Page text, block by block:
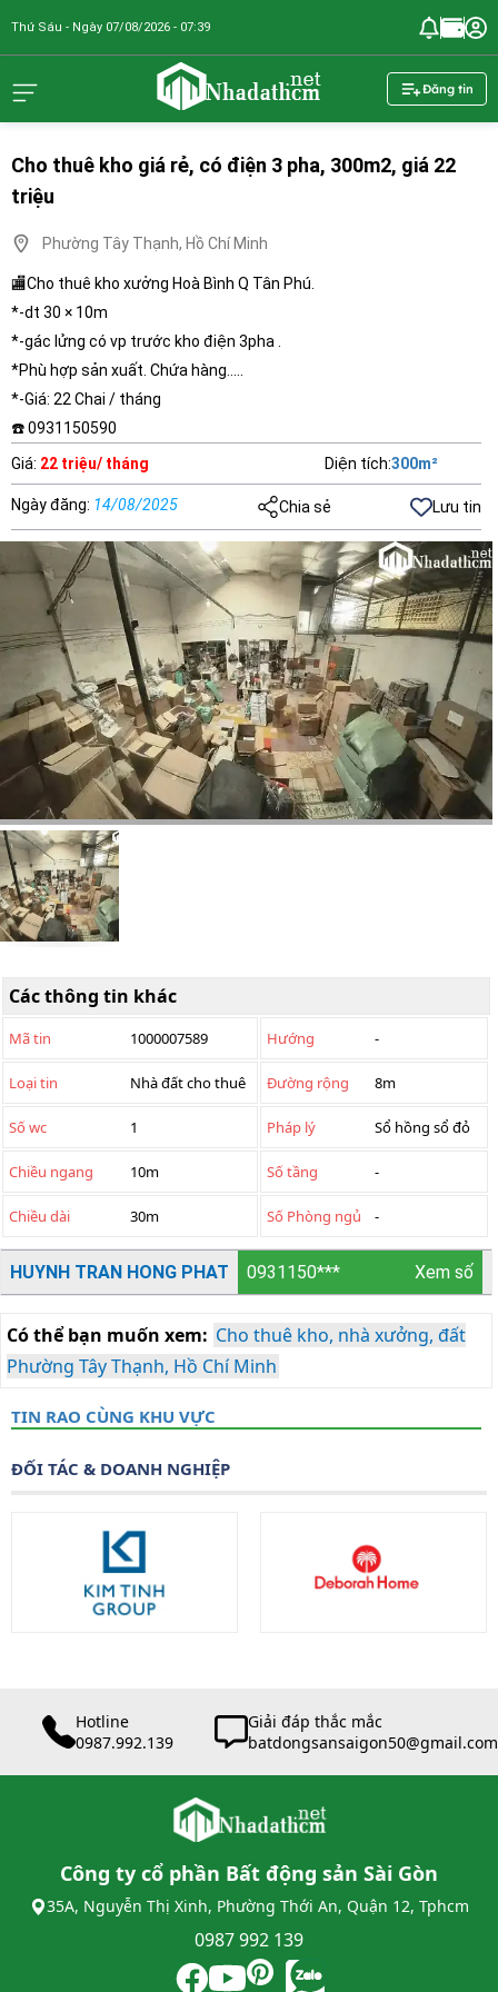
Thứ Sáu - Ngày 07/08/2026 - 07:39
Đăng tin
Cho thuê kho giá rẻ, có điện 3 pha, 300m2, giá 22
triệu
Phường Tây Thạnh, Hồ Chí Minh
🏬Cho thuê kho xưởng Hoà Bình Q Tân Phú.
*-dt 30 × 10m
*-gác lửng có vp trước kho điện 3pha .
*Phù hợp sản xuất. Chứa hàng.....
*-Giá: 22 Chai / tháng
☎️ 0931150590
Giá: 22 triệu/ tháng Diện tích:300m²
Ngày đăng: 14/08/2025 Chia sẻ Lưu tin
Các thông tin khác
Mã tin 1000007589 Hướng -
Loại tin Nhà đất cho thuê Đường rộng 8m
Số wc 1 Pháp lý Sổ hồng sổ đỏ
Chiều ngang 10m Số tầng -
Chiều dài 30m Số Phòng ngủ -
HUYNH TRAN HONG PHAT 0931150*** Xem số
Có thể bạn muốn xem: Cho thuê kho, nhà xưởng, đất
Phường Tây Thạnh, Hồ Chí Minh
TIN RAO CÙNG KHU VỰC
ĐỐI TÁC & DOANH NGHIỆP
Hotline
0987.992.139
Giải đáp thắc mắc
batdongsansaigon50@gmail.com
Công ty cổ phần Bất động sản Sài Gòn
35A, Nguyễn Thị Xinh, Phường Thới An, Quận 12, Tphcm
0987 992 139